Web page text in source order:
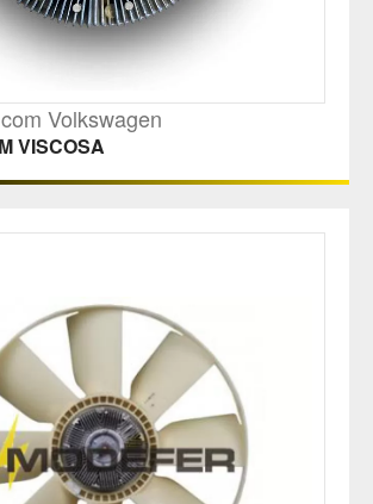
Volkswagen
VISCOSA